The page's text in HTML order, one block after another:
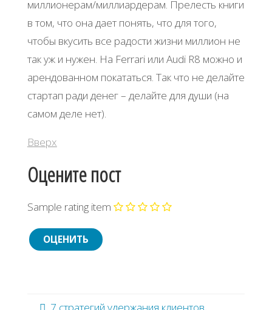
миллионерам/миллиардерам. Прелесть книги
в том, что она дает понять, что для того,
чтобы вкусить все радости жизни миллион не
так уж и нужен. На Ferrari или Audi R8 можно и
арендованном покататься. Так что не делайте
стартап ради денег – делайте для души (на
самом деле нет).
Вверх
Оцените пост
Sample rating item